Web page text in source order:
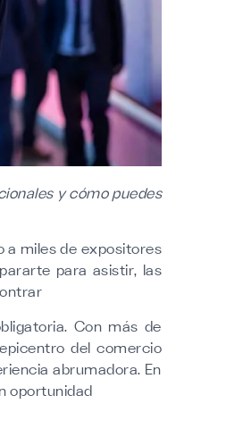
y cómo puedes
a miles de expositores
para asistir, las
Con más de
del comercio
abrumadora. En
oportunidad